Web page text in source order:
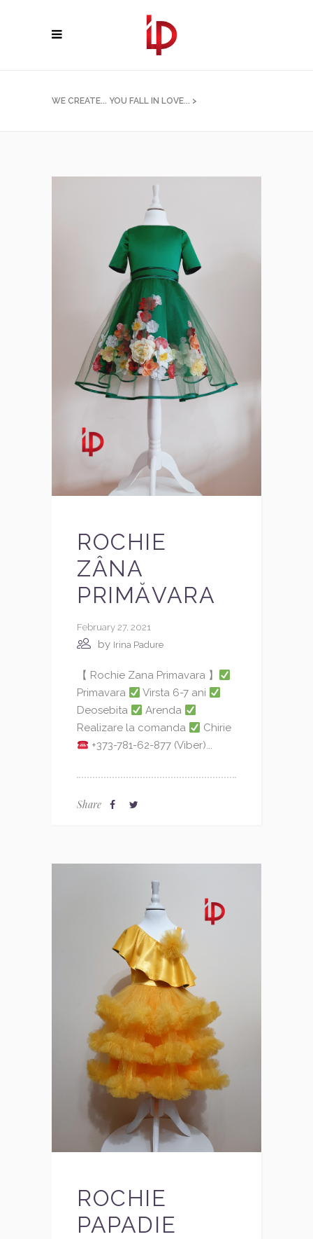
WE CREATE... YOU FALL IN LOVE... >
ROCHIE
ZÂNA
PRIMĂVARA
February 27, 2021
by Irina Padure
【 Rochie Zana Primavara 】
Primavara
Virsta 6-7 ani
Deosebita
Arenda
Realizare la comanda
Chirie
+373-781-62-877 (Viber)...
Share
ROCHIE
PAPADIE